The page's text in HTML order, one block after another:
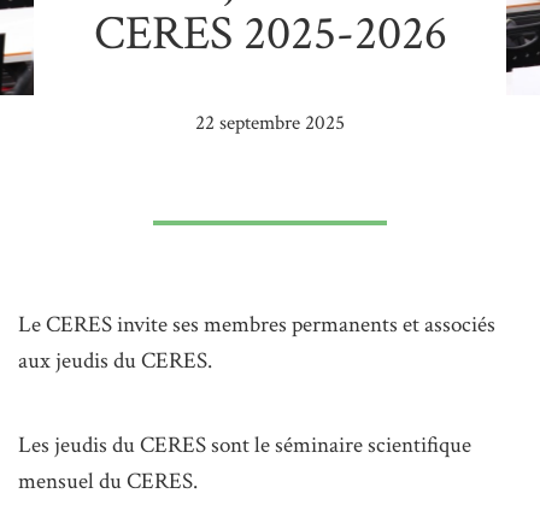
CERES 2025-2026
22 septembre 2025
Le CERES invite ses membres permanents et associés
aux jeudis du CERES.
Les jeudis du CERES sont le séminaire scientifique
mensuel du CERES.